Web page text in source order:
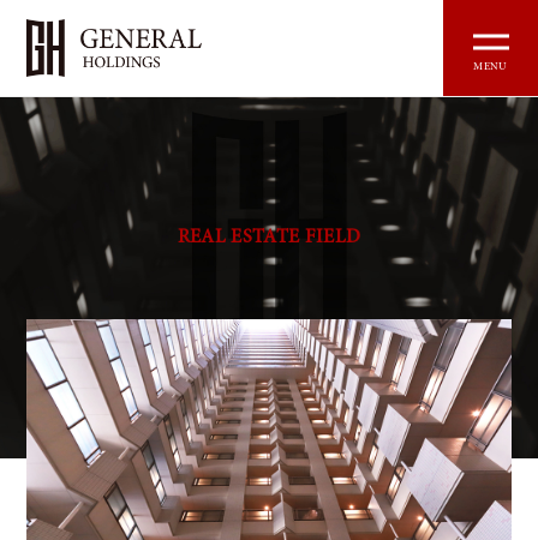
MENU
REAL ESTATEFIELD